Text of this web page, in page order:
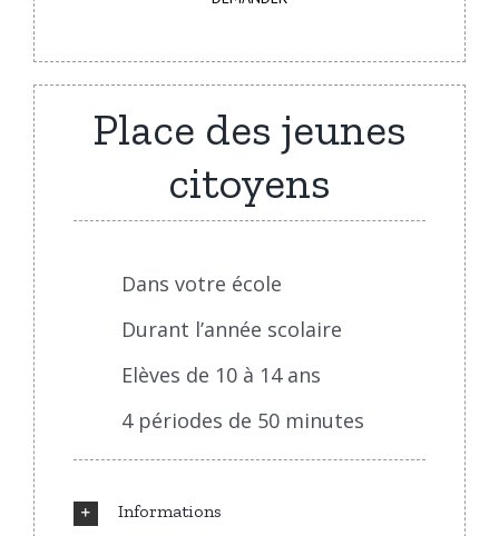
Place des jeunes
citoyens
Dans votre école
Durant l’année scolaire
Elèves de 10 à 14 ans
4 périodes de 50 minutes
Informations